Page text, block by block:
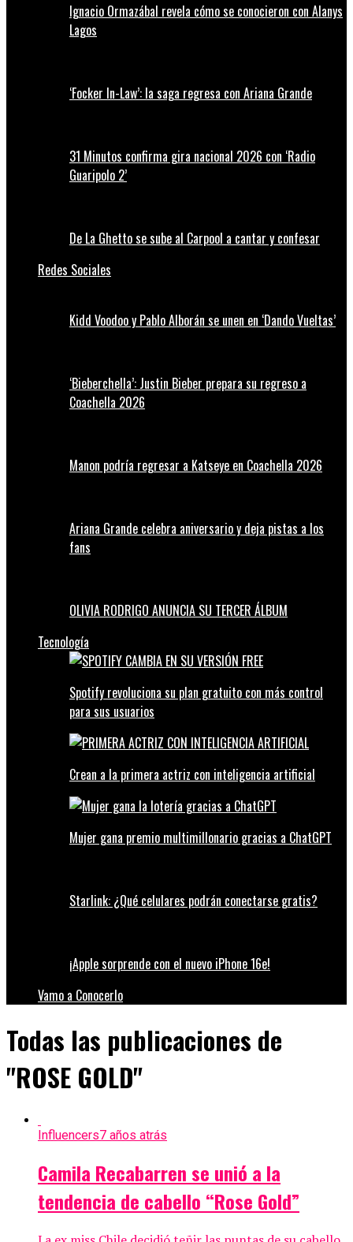
Ignacio Ormazábal revela cómo se conocieron con Alanys
Lagos
‘Focker In-Law’: la saga regresa con Ariana Grande
31 Minutos confirma gira nacional 2026 con ‘Radio
Guaripolo 2’
De La Ghetto se sube al Carpool a cantar y confesar
Redes Sociales
Kidd Voodoo y Pablo Alborán se unen en ‘Dando Vueltas’
‘Bieberchella’: Justin Bieber prepara su regreso a
Coachella 2026
Manon podría regresar a Katseye en Coachella 2026
Ariana Grande celebra aniversario y deja pistas a los
fans
OLIVIA RODRIGO ANUNCIA SU TERCER ÁLBUM
Tecnología
Spotify revoluciona su plan gratuito con más control
para sus usuarios
Crean a la primera actriz con inteligencia artificial
Mujer gana premio multimillonario gracias a ChatGPT
Starlink: ¿Qué celulares podrán conectarse gratis?
¡Apple sorprende con el nuevo iPhone 16e!
Vamo a Conocerlo
Todas las publicaciones de
"ROSE GOLD"
Influencers7 años atrás
Camila Recabarren se unió a la
tendencia de cabello “Rose Gold”